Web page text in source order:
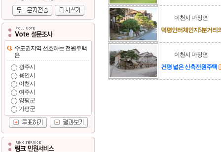
Q. 수도권지역 선호하는 전원주택
은
광주시
용인시
이천시
여주시
양평군
가평군
이천시 마장면
덕평인터체인지5분거리
이천시 마장면
건평 넓은 신축전원주택